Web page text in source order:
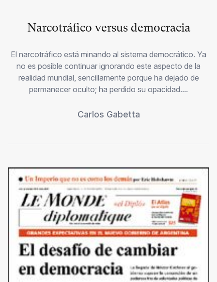
Narcotráfico versus democracia
El narcotráfico está minando al sistema democrático. Ya
no es posible continuar ignorando este aspecto de la
realidad mundial, sencillamente porque ha dejado de
permanecer oculto; ha perdido su opacidad....
Carlos Gabetta